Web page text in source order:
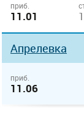
приб.
11.01
Апрелевка
приб.
11.06